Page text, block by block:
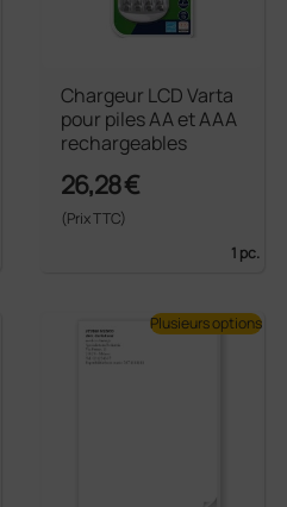
Chargeur LCD Varta
pour piles AA et AAA
rechargeables
26,28 €
(Prix TTC)
1 pc.
Plusieurs options